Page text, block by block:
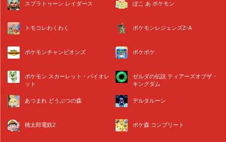
スプラトゥーン レイダース ぽこ あ ポケモン
トモコレわくわく ポケモンレジェンズZ-A
ポケモンチャンピオンズ ポケポケ
ポケモン スカーレット・バイオレ
ット
ゼルダの伝説 ティアーズオブザ・
キングダム
あつまれ どうぶつの森 デルタルーン
桃太郎電鉄2 ポケ森 コンプリート